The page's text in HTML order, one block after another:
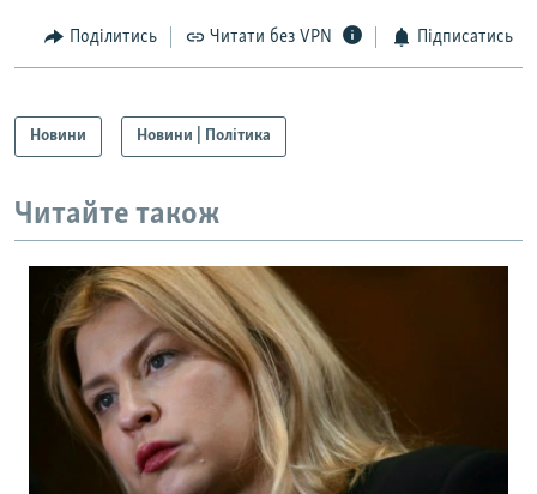
Поділитись Читати без VPN Підписатись
Новини Новини | Політика
Читайте також